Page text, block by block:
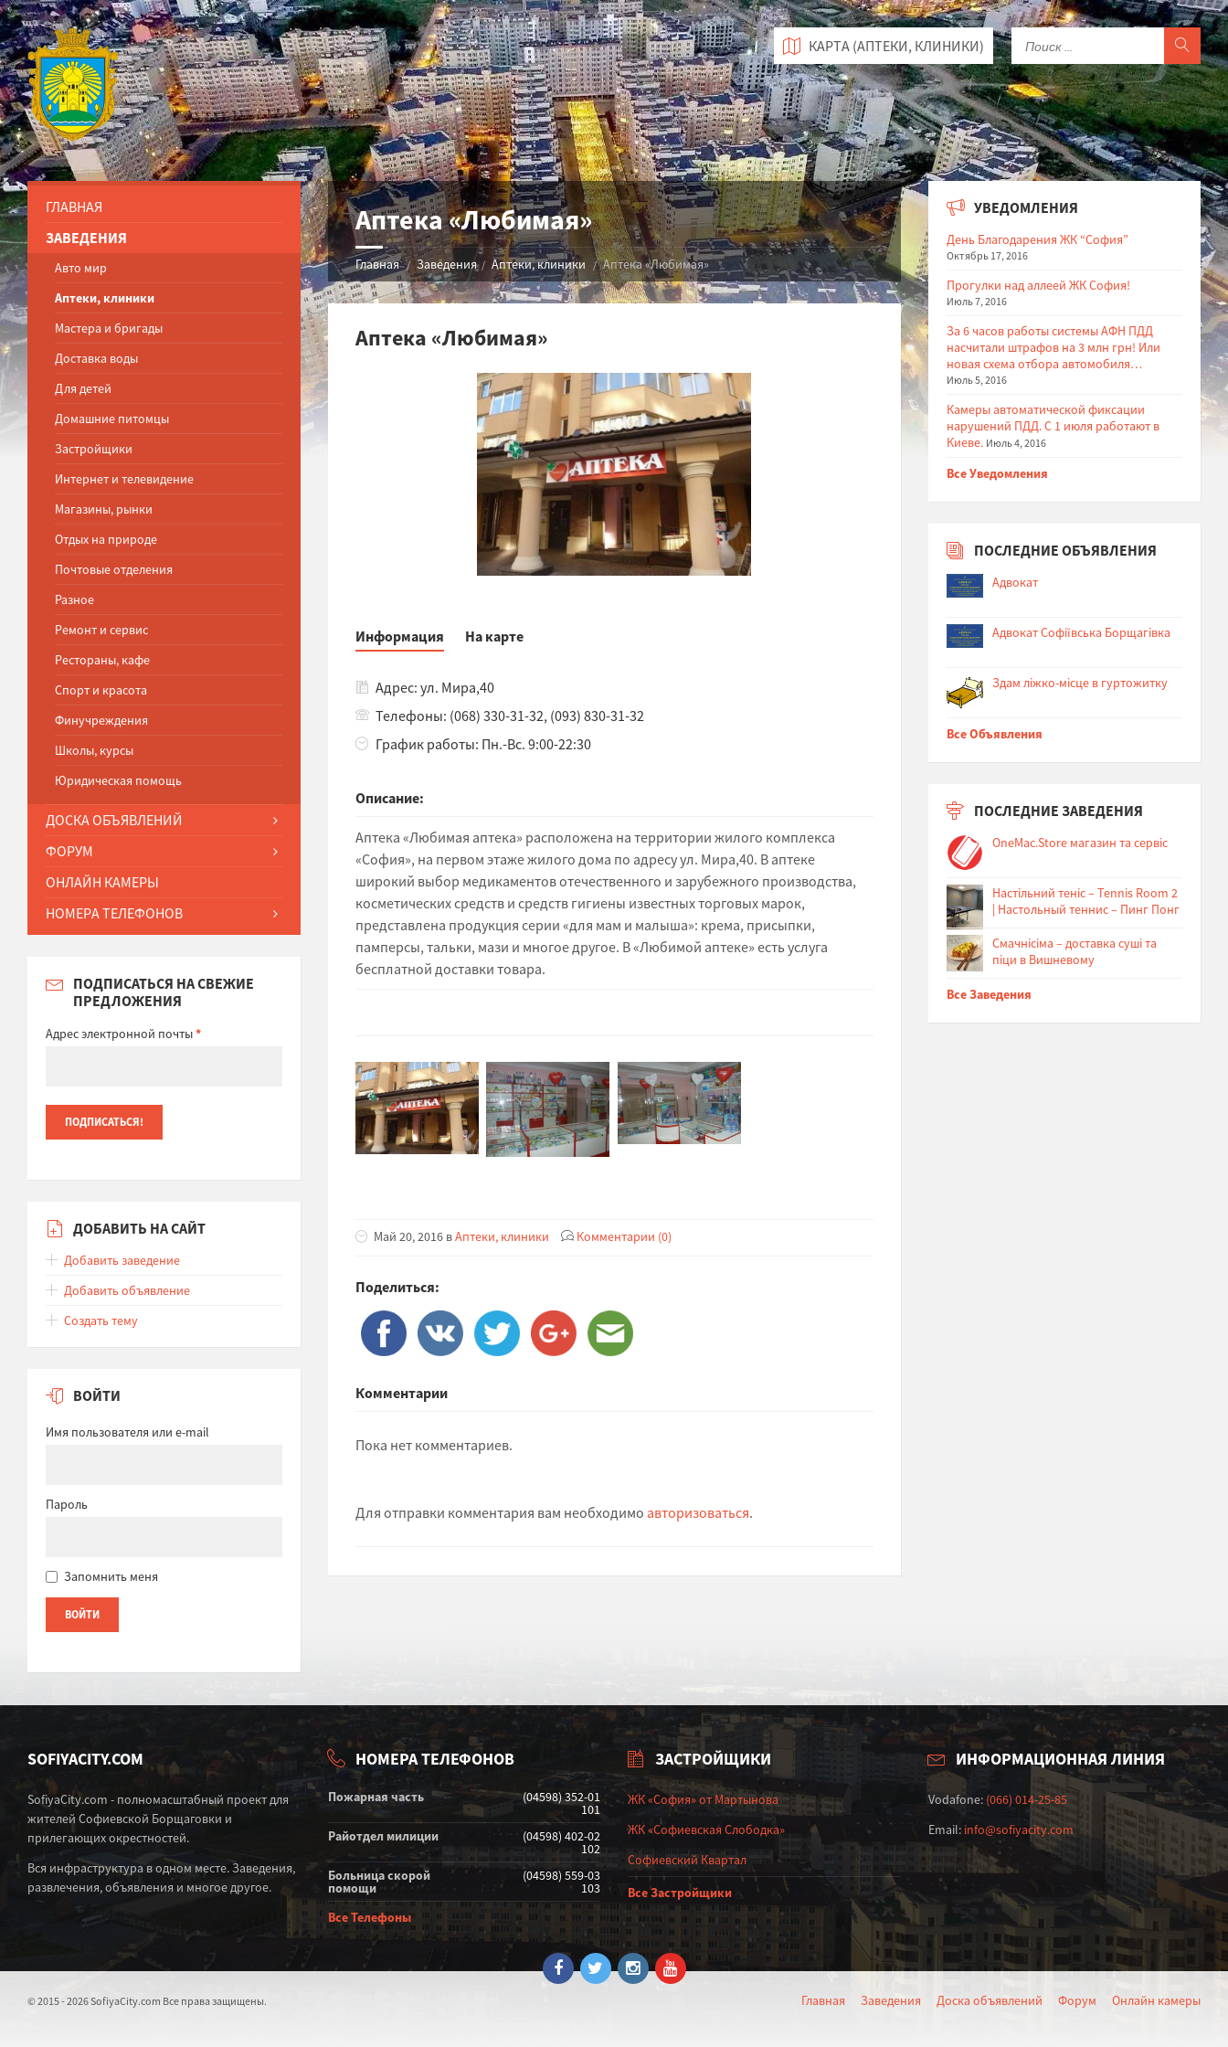
КАРТА (АПТЕКИ, КЛИНИКИ)
Аптека «Любимая»
Главная Заведения Аптеки, клиники Аптека «Любимая»
Аптека «Любимая»
Информация На карте
Адрес: ул. Мира,40
Телефоны: (068) 330-31-32, (093) 830-31-32
График работы: Пн.-Вс. 9:00-22:30
Описание:
Аптека «Любимая аптека» расположена на территории жилого комплекса
«София», на первом этаже жилого дома по адресу ул. Мира,40. В аптеке
широкий выбор медикаментов отечественного и зарубежного производства,
косметических средств и средств гигиены известных торговых марок,
представлена продукция серии «для мам и малыша»: крема, присыпки,
памперсы, тальки, мази и многое другое. В «Любимой аптеке» есть услуга
бесплатной доставки товара.
Май 20, 2016 вАптеки, клиники Комментарии (0)
Поделиться:
Комментарии
Пока нет комментариев.
Для отправки комментария вам необходимо авторизоваться.
ГЛАВНАЯ
ЗАВЕДЕНИЯ
Авто мир
Аптеки, клиники
Мастера и бригады
Доставка воды
Для детей
Домашние питомцы
Застройщики
Интернет и телевидение
Магазины, рынки
Отдых на природе
Почтовые отделения
Разное
Ремонт и сервис
Рестораны, кафе
Спорт и красота
Финучреждения
Школы, курсы
Юридическая помощь
ДОСКА ОБЪЯВЛЕНИЙ
ФОРУМ
ОНЛАЙН КАМЕРЫ
НОМЕРА ТЕЛЕФОНОВ
ПОДПИСАТЬСЯ НА СВЕЖИЕ
ПРЕДЛОЖЕНИЯ
Адрес электронной почты*
ДОБАВИТЬ НА САЙТ
Добавить заведение
Добавить объявление
Создать тему
ВОЙТИ
Имя пользователя или e-mail
Пароль
Запомнить меня
УВЕДОМЛЕНИЯ
День Благодарения ЖК “София”
Октябрь 17, 2016
Прогулки над аллеей ЖК София!
Июль 7, 2016
За 6 часов работы системы АФН ПДД
насчитали штрафов на 3 млн грн! Или
новая схема отбора автомобиля…
Июль 5, 2016
Камеры автоматической фиксации
нарушений ПДД. С 1 июля работают в
Киеве. Июль 4, 2016
Все Уведомления
ПОСЛЕДНИЕ ОБЪЯВЛЕНИЯ
Адвокат
Адвокат Софіївська Борщагівка
Здам ліжко-місце в гуртожитку
Все Объявления
ПОСЛЕДНИЕ ЗАВЕДЕНИЯ
OneMac.Store магазин та сервіс
Настільний теніс – Tennis Room 2
| Настольный теннис – Пинг Понг
Cмачнісіма – доставка суші та
піци в Вишневому
Все Заведения
SOFIYACITY.COM
SofiyaCity.com - полномасштабный проект для
жителей Софиевской Борщаговки и
прилегающих окрестностей.
Вся инфраструктура в одном месте. Заведения,
развлечения, объявления и многое другое.
НОМЕРА ТЕЛЕФОНОВ
Пожарная часть (04598) 352-01
101
Райотдел милиции
(04598) 402-02
102
Больница скорой
помощи
(04598) 559-03
103
Все Телефоны
ЗАСТРОЙЩИКИ
ЖК «София» от Мартынова
ЖК «Софиевская Слободка»
Софиевский Квартал
Все Застройщики
ИНФОРМАЦИОННАЯ ЛИНИЯ
Vodafone: (066) 014-25-85
Email: info@sofiyacity.com
Главная Заведения Доска объявлений Форум Онлайн камеры
© 2015 - 2026 SofiyaCity.com Все права защищены.